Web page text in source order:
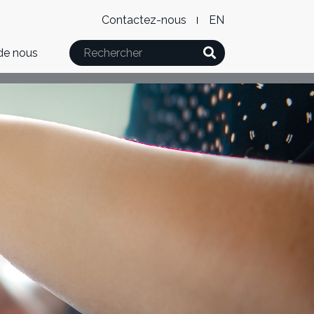
Level
2
Menu
Contactez-nous WxT
Language
switcher
nous Rechercher